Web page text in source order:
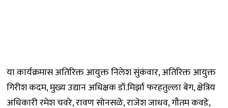
या कार्यक्रमास अतिरिक्त आयुक्त निलेश सुंकंवार, अतिरिक्त आयुक्त
गिरीश कदम, मुख्य उद्यान अधिक्षक डॉ.मिर्झा फरहतुल्ला बेग, क्षेत्रिय
अधिकारी रमेश चवरे, रावण सोनसळे, राजेश जाधव, गौतम कवडे,